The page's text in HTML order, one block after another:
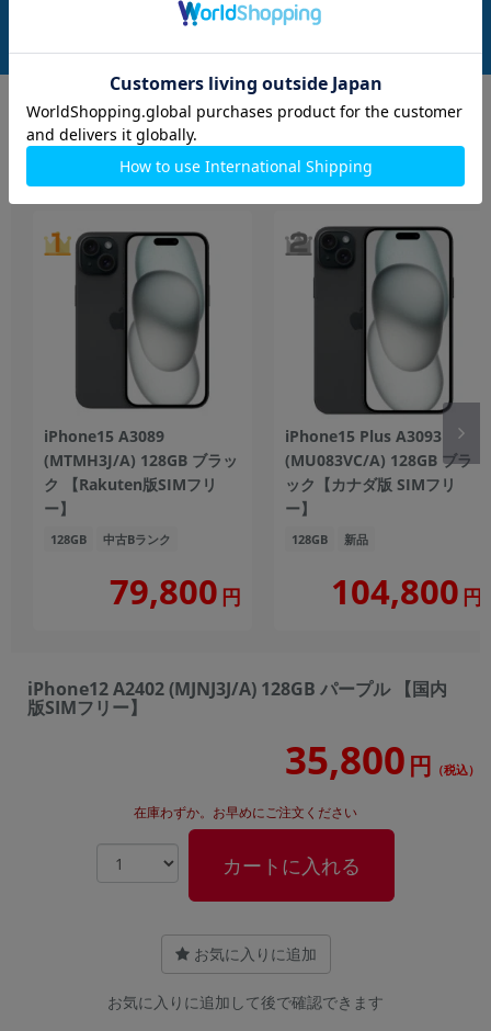
iPhone15 A3089
(MTMH3J/A) 128GB ブラッ
ク 【Rakuten版SIMフリ
ー】
128GB 中古Bランク
79,800 円
iPhone15 Plus A3093
(MU083VC/A) 128GB ブラ
ック【カナダ版 SIMフリ
ー】
128GB 新品
104,800 円
iPhone12 A2402 (MJNJ3J/A) 128GB パープル 【国内
版SIMフリー】
35,800 円 （税込）
在庫わずか。お早めにご注文ください
カートに入れる
お気に入りに追加
お気に入りに追加して後で確認できます